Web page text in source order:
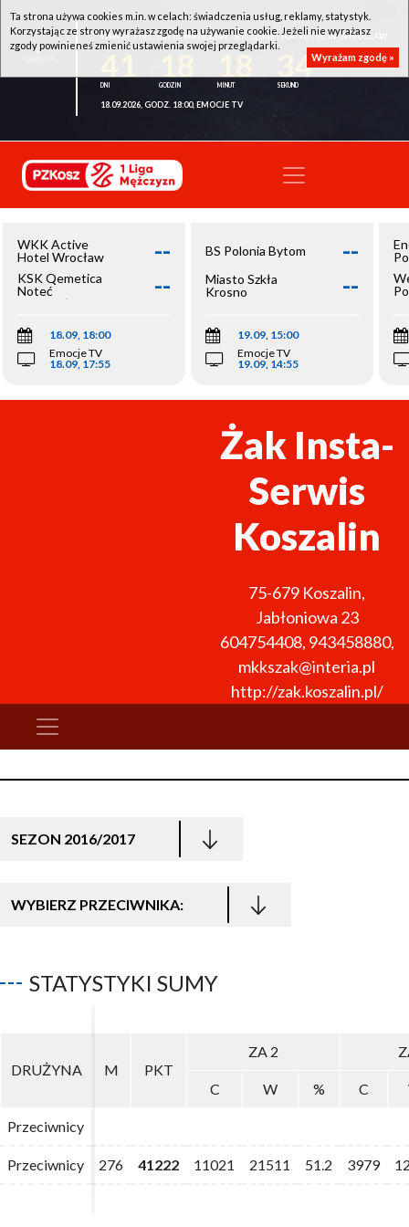
WKK ACTIVE HOTEL WROCŁAW - KSK QEMETICA NOTEĆ INOWROCŁAW
34
18.09.2026, GODZ. 18:00, EMOCJE TV
WKK Active
Hotel Wrocław
--
KSK Qemetica
Noteć
Inowrocław
--
18.09, 18:00
Emocje TV
18.09, 17:55
BS Polonia Bytom --
Miasto Szkła
Krosno
--
19.09, 15:00
Emocje TV
19.09, 14:55
Żak Insta-
Serwis
Koszalin
75-679 Koszalin,
Jabłoniowa 23
604754408, 943458880,
mkkszak@interia.pl
http://zak.koszalin.pl/
SEZON 2016/2017
WYBIERZ PRZECIWNIKA:
STATYSTYKI SUMY
DRUŻYNA M PKT
ZA 2
C W % C
Przeciwnicy
Przeciwnicy 276 41222 11021 21511 51.2 3979
DRUŻYNA M PKT
ZA 2
C W % C
Przeciwnicy
Przeciwnicy 276 41222 11021 21511 51.2 3979
Ta strona używa cookies m.in. w celach: świadczenia usług, reklamy, statystyk.
Korzystając ze strony wyrażasz zgodę na używanie cookie. Jeżeli nie wyrażasz
zgody powinieneś zmienić ustawienia swojej przeglądarki.
Wyrażam zgodę »